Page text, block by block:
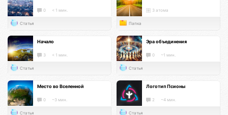
0 < 1 мин.
Статья
3 атома
Папка
Начало
3 < 1 мин.
Статья
Эра объединения
0 ~1 мин.
Статья
Место во Вселенной
0 ~3 мин.
Статья
Логотип Псионы
2 ~4 мин.
Статья